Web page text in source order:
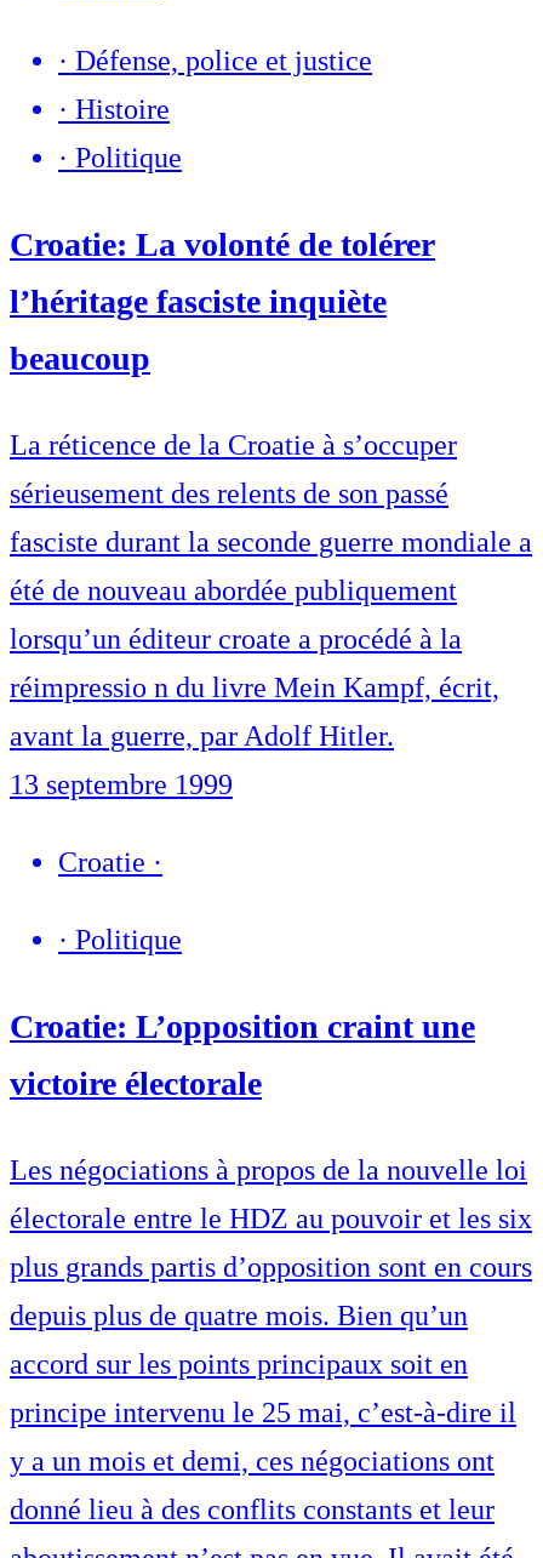
· Défense, police et justice
· Histoire
· Politique
Croatie: La volonté de tolérer
l’héritage fasciste inquiète
beaucoup
La réticence de la Croatie à s’occuper
sérieusement des relents de son passé
fasciste durant la seconde guerre mondiale a
été de nouveau abordée publiquement
lorsqu’un éditeur croate a procédé à la
réimpressio n du livre Mein Kampf, écrit,
avant la guerre, par Adolf Hitler.
13 septembre 1999
Croatie ·
· Politique
Croatie: L’opposition craint une
victoire électorale
Les négociations à propos de la nouvelle loi
électorale entre le HDZ au pouvoir et les six
plus grands partis d’opposition sont en cours
depuis plus de quatre mois. Bien qu’un
accord sur les points principaux soit en
principe intervenu le 25 mai, c’est-à-dire il
y a un mois et demi, ces négociations ont
donné lieu à des conflits constants et leur